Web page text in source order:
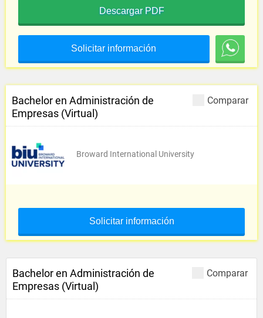
Descargar PDF
Solicitar información
Comparar
Bachelor en Administración de
Empresas (Virtual)
Broward International University
Solicitar información
Comparar
Bachelor en Administración de
Empresas (Virtual)